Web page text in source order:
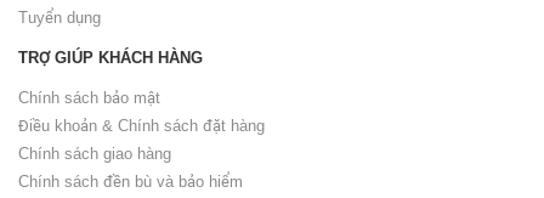
Tuyển dụng
TRỢ GIÚP KHÁCH HÀNG
Chính sách bảo mật
Điều khoản & Chính sách đặt hàng
Chính sách giao hàng
Chính sách đền bù và bảo hiểm